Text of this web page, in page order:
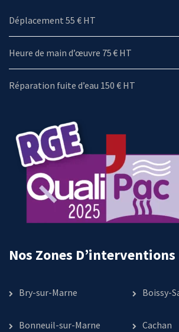
Déplacement 55 € HT
Heure de main d’œuvre 75 € HT
Réparation fuite d’eau 150 € HT
Nos Zones D’interventions
Bry-sur-Marne Boissy-
Bonneuil-sur-Marne Cachan